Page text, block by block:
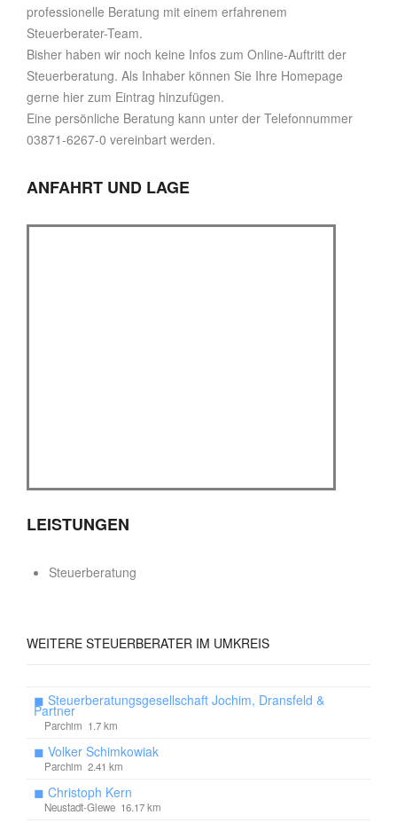
professionelle Beratung mit einem erfahrenem
Steuerberater-Team.
Bisher haben wir noch keine Infos zum Online-Auftritt der
Steuerberatung. Als Inhaber können Sie Ihre Homepage
gerne hier zum Eintrag hinzufügen.
Eine persönliche Beratung kann unter der Telefonnummer
03871-6267-0 vereinbart werden.
ANFAHRT UND LAGE
LEISTUNGEN
Steuerberatung
WEITERE STEUERBERATER IM UMKREIS
◼ Steuerberatungsgesellschaft Jochim, Dransfeld &
Partner
Parchim 1.7 km
◼ Volker Schimkowiak
Parchim 2.41 km
◼ Christoph Kern
Neustadt-Glewe 16.17 km